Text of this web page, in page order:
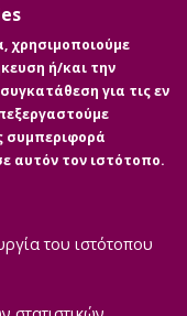
copyright, with all
χρησιμοποιούμε
ή/και την
για τις εν
συμπεριφορά
αυτόν τον ιστότοπο.
του ιστότοπου